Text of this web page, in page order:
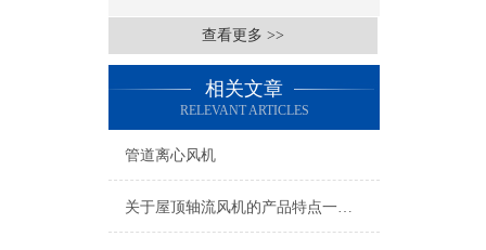
查看更多 >>
相关文章
RELEVANT ARTICLES
管道离心风机
关于屋顶轴流风机的产品特点一一介绍